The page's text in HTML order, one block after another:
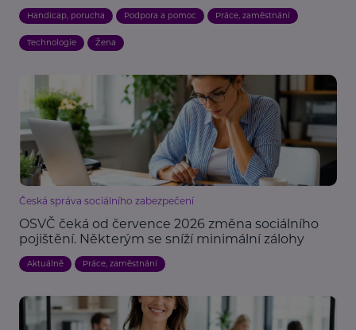
Handicap, porucha Podpora a pomoc Práce, zaměstnání
Technologie Žena
Česká správa sociálního zabezpečení
OSVČ čeká od července 2026 změna sociálního
pojištění. Některým se sníží minimální zálohy
Aktuálně Práce, zaměstnání